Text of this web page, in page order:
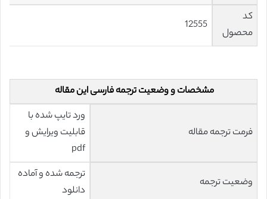
کد
محصول
12555
مشخصات و وضعیت ترجمه فارسی این مقاله
فرمت ترجمه مقاله
ورد تایپ شده با
قابلیت ویرایش و
pdf
وضعیت ترجمه
ترجمه شده و آماده
دانلود